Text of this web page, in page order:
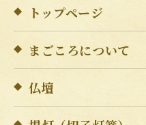
トップページ
まごころについて
仏壇